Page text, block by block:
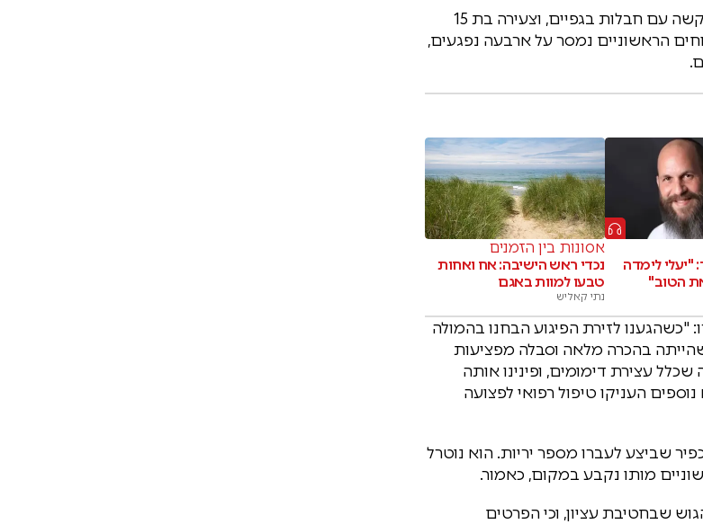
על פי עדכון מד"א, לבית החולים שערי צדק פונו נערה בת 17 במצב קשה עם חבלות בגפיים, וצעירה בת 15
הראשוניים נמסר על ארבעה נפגעים,
"יעלי לימדה
הטוב"
אסונות בין הזמנים
נכדי ראש הישיבה: אח ואחות
טבעו למוות באגם
נתי קאליש
לזירת הפיגוע הבחנו בהמולה
סמוך לתחנת אוטובוס. בסמוך לרכב שכבה נערה בת 17, שהייתה בהכרה מלאה וסבלה מפציעות
עצירת דימומים, ופינינו אותה
העניקו טיפול רפואי לפצועה
שביצע לעברו מספר יריות. הוא נוטרל
מותו נקבע במקום, כאמור.
שבחטיבת עציון, וכי הפרטים